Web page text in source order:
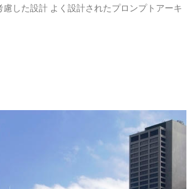
した設計 よく設計されたプロンプトアーキ